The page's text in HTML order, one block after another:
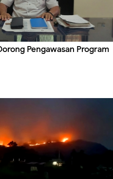
Pengawasan Program